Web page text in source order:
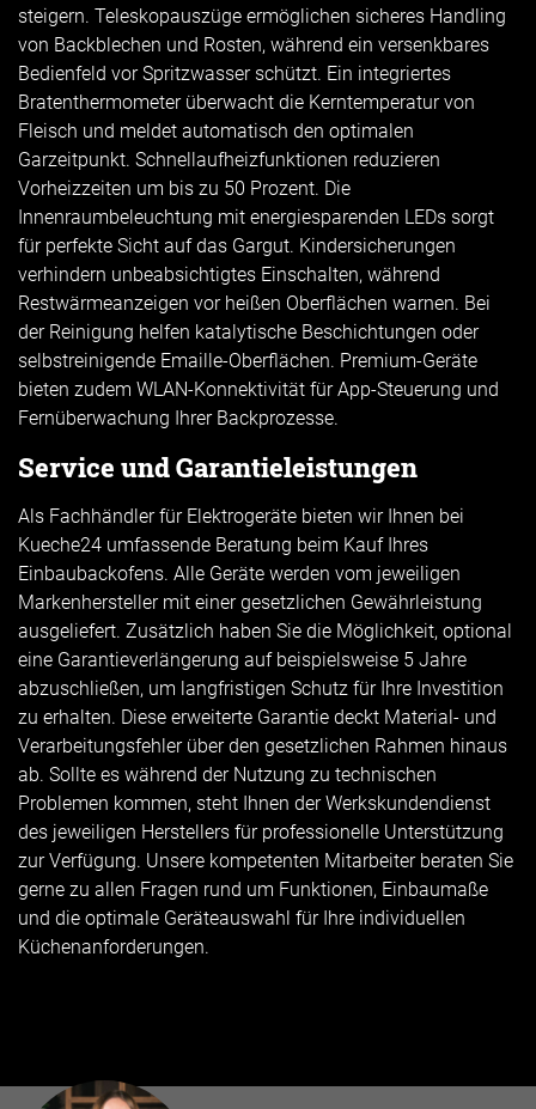
steigern. Teleskopauszüge ermöglichen sicheres Handling
von Backblechen und Rosten, während ein versenkbares
Bedienfeld vor Spritzwasser schützt. Ein integriertes
Bratenthermometer überwacht die Kerntemperatur von
Fleisch und meldet automatisch den optimalen
Garzeitpunkt. Schnellaufheizfunktionen reduzieren
Vorheizzeiten um bis zu 50 Prozent. Die
Innenraumbeleuchtung mit energiesparenden LEDs sorgt
für perfekte Sicht auf das Gargut. Kindersicherungen
verhindern unbeabsichtigtes Einschalten, während
Restwärmeanzeigen vor heißen Oberflächen warnen. Bei
der Reinigung helfen katalytische Beschichtungen oder
selbstreinigende Emaille-Oberflächen. Premium-Geräte
bieten zudem WLAN-Konnektivität für App-Steuerung und
Fernüberwachung Ihrer Backprozesse.
Service und Garantieleistungen
Als Fachhändler für Elektrogeräte bieten wir Ihnen bei
Kueche24 umfassende Beratung beim Kauf Ihres
Einbaubackofens. Alle Geräte werden vom jeweiligen
Markenhersteller mit einer gesetzlichen Gewährleistung
ausgeliefert. Zusätzlich haben Sie die Möglichkeit, optional
eine Garantieverlängerung auf beispielsweise 5 Jahre
abzuschließen, um langfristigen Schutz für Ihre Investition
zu erhalten. Diese erweiterte Garantie deckt Material- und
Verarbeitungsfehler über den gesetzlichen Rahmen hinaus
ab. Sollte es während der Nutzung zu technischen
Problemen kommen, steht Ihnen der Werkskundendienst
des jeweiligen Herstellers für professionelle Unterstützung
zur Verfügung. Unsere kompetenten Mitarbeiter beraten Sie
gerne zu allen Fragen rund um Funktionen, Einbaumaße
und die optimale Geräteauswahl für Ihre individuellen
Küchenanforderungen.